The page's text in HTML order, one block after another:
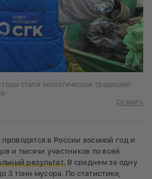
стали экологической традицией
Скачать
в России восьмой год и
и тысячи участников по всей
результат. В среднем за одну
3 тонн мусора. По статистике,